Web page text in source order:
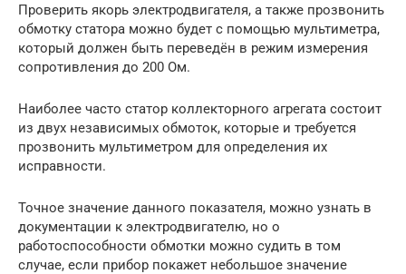
Проверить якорь электродвигателя, а также прозвонить
обмотку статора можно будет с помощью мультиметра,
который должен быть переведён в режим измерения
сопротивления до 200 Ом.
Наиболее часто статор коллекторного агрегата состоит
из двух независимых обмоток, которые и требуется
прозвонить мультиметром для определения их
исправности.
Точное значение данного показателя, можно узнать в
документации к электродвигателю, но о
работоспособности обмотки можно судить в том
случае, если прибор покажет небольшое значение